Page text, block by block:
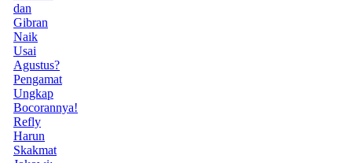
dan
Gibran
Naik
Usai
Agustus?
Pengamat
Ungkap
Bocorannya!
Refly
Harun
Skakmat